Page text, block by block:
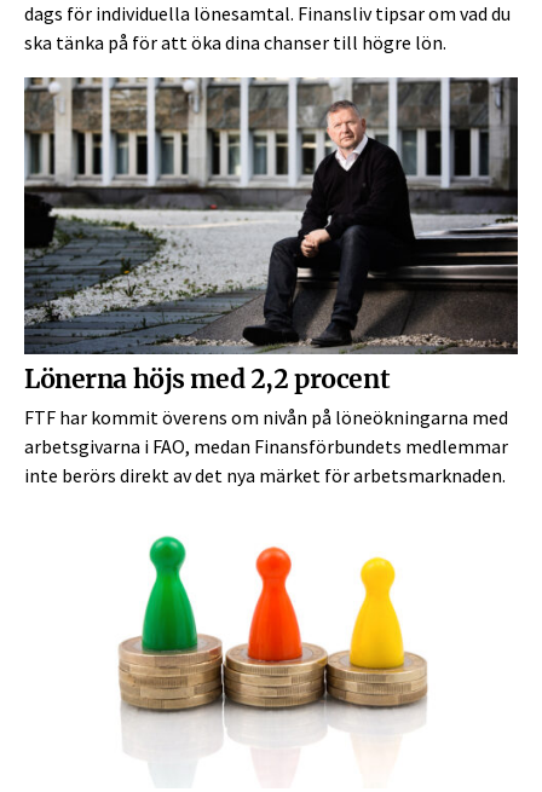
dags för individuella lönesamtal. Finansliv tipsar om vad du
ska tänka på för att öka dina chanser till högre lön.
Lönerna höjs med 2,2 procent
FTF har kommit överens om nivån på löneökningarna med
arbetsgivarna i FAO, medan Finansförbundets medlemmar
inte berörs direkt av det nya märket för arbetsmarknaden.